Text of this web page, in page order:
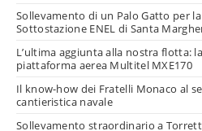
Sollevamento di un Palo Gatto per la
Sottostazione ENEL di Santa
L’ultima aggiunta alla nostra flotta: la
piattaforma aerea Multitel MXE170
Il know-how dei Fratelli Monaco al
cantieristica navale
Sollevamento straordinario a